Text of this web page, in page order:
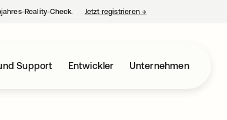
Reality-Check. Jetzt registrieren→
Support Entwickler Unternehmen